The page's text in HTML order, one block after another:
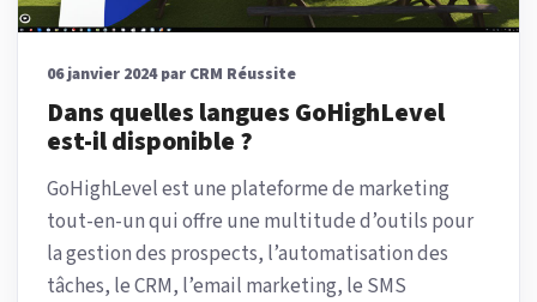
06 janvier 2024 par CRM Réussite
Dans quelles langues GoHighLevel
est-il disponible ?
GoHighLevel est une plateforme de marketing
tout-en-un qui offre une multitude d’outils pour
la gestion des prospects, l’automatisation des
tâches, le CRM, l’email marketing, le SMS